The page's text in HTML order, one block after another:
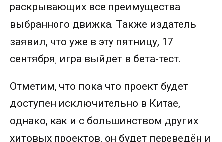
раскрывающих все преимущества
выбранного движка. Также издатель
заявил, что уже в эту пятницу, 17
сентября, игра выйдет в бета-тест.
Отметим, что пока что проект будет
доступен исключительно в Китае,
однако, как и с большинством других
хитовых проектов, он будет переведён и